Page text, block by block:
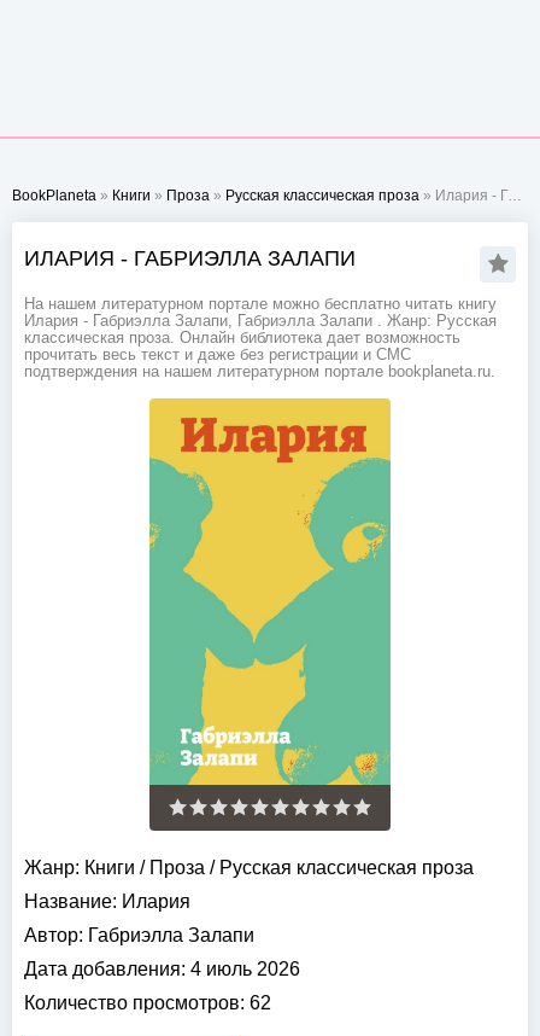
BookPlaneta » Книги » Проза » Русская классическая проза » Илария - Габриэлла Залапи
ИЛАРИЯ - ГАБРИЭЛЛА ЗАЛАПИ
На нашем литературном портале можно бесплатно читать книгу
Илария - Габриэлла Залапи, Габриэлла Залапи . Жанр: Русская
классическая проза. Онлайн библиотека дает возможность
прочитать весь текст и даже без регистрации и СМС
подтверждения на нашем литературном портале bookplaneta.ru.
Жанр: Книги / Проза / Русская классическая проза
Название: Илария
Автор: Габриэлла Залапи
Дата добавления: 4 июль 2026
Количество просмотров: 62